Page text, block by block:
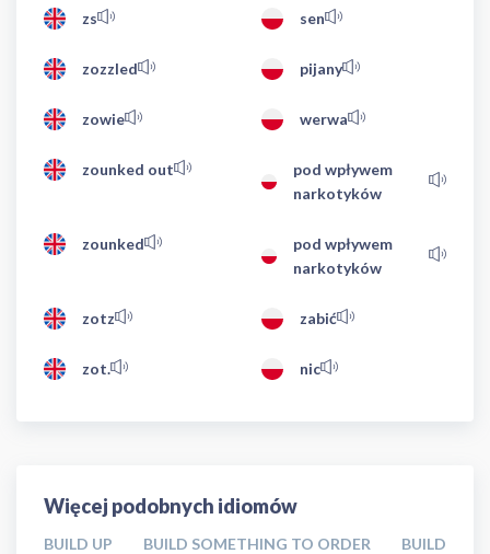
zs sen
zozzled pijany
zowie werwa
zounked out
pod wpływem
narkotyków
zounked
pod wpływem
narkotyków
zotz zabić
zot. nic
Więcej podobnych idiomów
BUILD UP BUILD SOMETHING TO ORDER
BUILD